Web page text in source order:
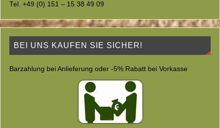
Tel. +49 (0) 151 – 15 38 49 09
BEI UNS KAUFEN SIE SICHER!
Barzahlung bei Anlieferung oder -5% Rabatt bei Vorkasse